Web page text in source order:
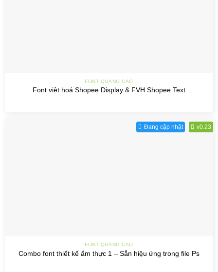
FONT QUẢNG CÁO
Font việt hoá Shopee Display & FVH Shopee Text
Đang cập nhật v0.23
FONT QUẢNG CÁO
Combo font thiết kế ẩm thực 1 – Sẳn hiệu ứng trong file Ps